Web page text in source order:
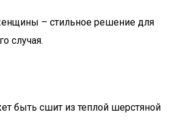
– стильное решение для
случая.
быть сшит из теплой шерстяной